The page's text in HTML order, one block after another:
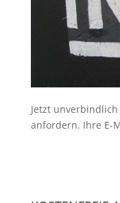
Jetzt
anfordern. Ihre E-